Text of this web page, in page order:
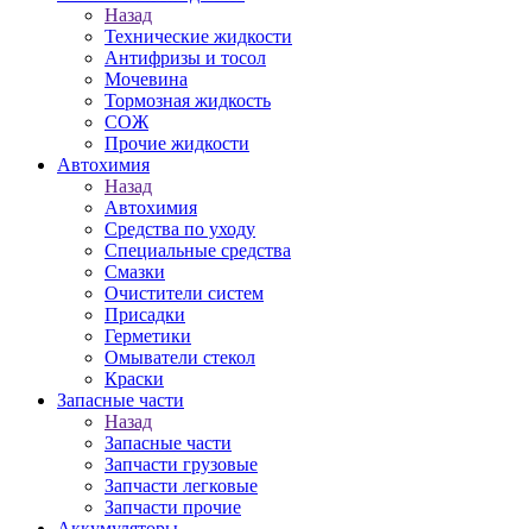
Назад
Технические жидкости
Антифризы и тосол
Мочевина
Тормозная жидкость
СОЖ
Прочие жидкости
Автохимия
Назад
Автохимия
Средства по уходу
Специальные средства
Смазки
Очистители систем
Присадки
Герметики
Омыватели стекол
Краски
Запасные части
Назад
Запасные части
Запчасти грузовые
Запчасти легковые
Запчасти прочие